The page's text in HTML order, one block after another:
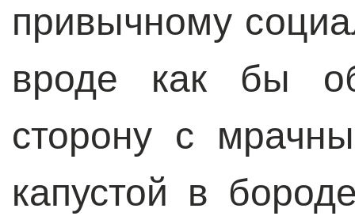
привычному
вроде как бы
сторону с
капустой в